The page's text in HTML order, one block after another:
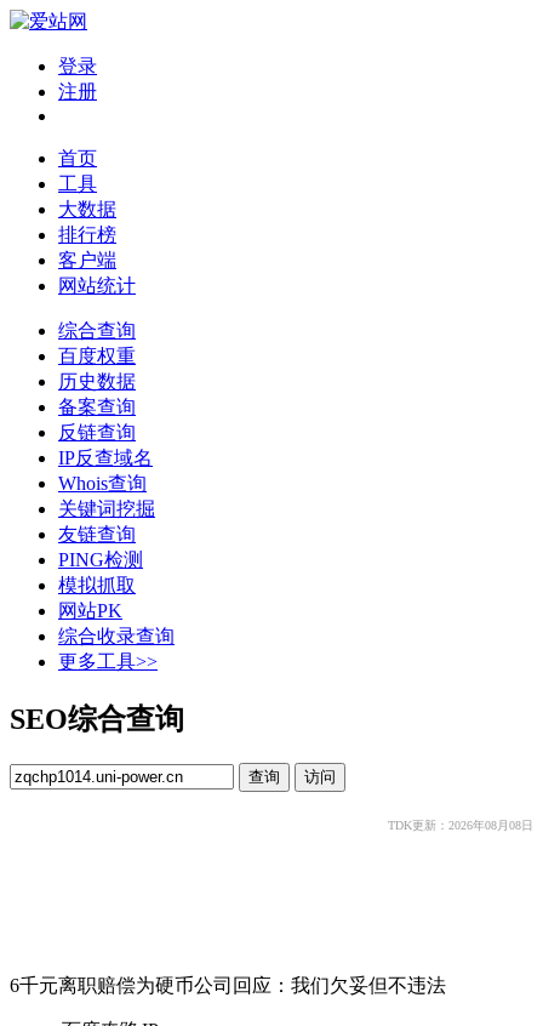
登录
注册
首页
工具
大数据
排行榜
客户端
网站统计
综合查询
百度权重
历史数据
备案查询
反链查询
IP反查域名
Whois查询
关键词挖掘
友链查询
PING检测
模拟抓取
网站PK
综合收录查询
更多工具>>
SEO综合查询
TDK更新：2026年08月08日
6千元离职赔偿为硬币公司回应：我们欠妥但不违法